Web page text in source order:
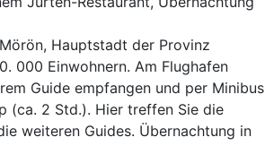
Hauptstadt der Provinz
000 Einwohnern. Am Flughafen
Guide empfangen und per Minibus
(ca. 2 Std.). Hier treffen Sie die
weiteren Guides. Übernachtung in